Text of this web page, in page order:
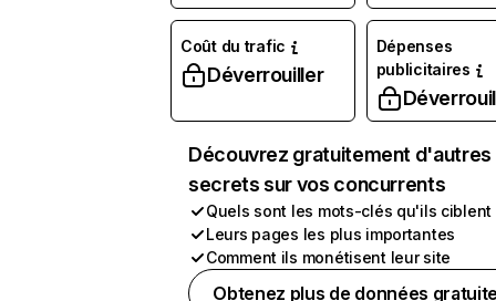
Coût du trafic
Déverrouiller
Dépenses
publicitaires
Découvrez gratuitement d'autres
secrets sur vos concurrents
Quels sont les mots-clés qu'ils ciblent
Leurs pages les plus importantes
Comment ils monétisent leur site
Obtenez plus de données